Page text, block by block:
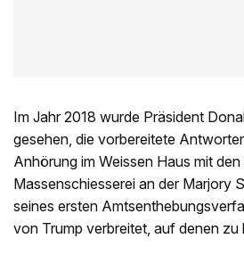
Im Jahr 2018 wurde Präsident
gesehen, die vorbereitete
Anhörung im Weissen Haus mit
Massenschiesserei an der Marjory
seines ersten
von Trump verbreitet, auf denen